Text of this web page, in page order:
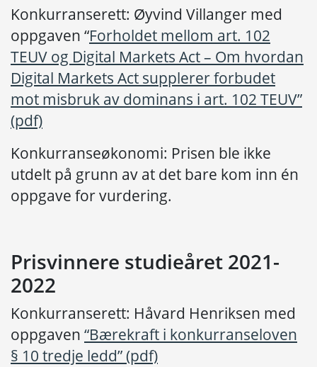
Konkurranserett: Øyvind Villanger med
oppgaven “Forholdet mellom art. 102
TEUV og Digital Markets Act – Om hvordan
Digital Markets Act supplerer forbudet
mot misbruk av dominans i art. 102 TEUV”
(pdf)
Konkurranseøkonomi: Prisen ble ikke
utdelt på grunn av at det bare kom inn én
oppgave for vurdering.
Prisvinnere studieåret 2021-
2022
Konkurranserett: Håvard Henriksen med
oppgaven “Bærekraft i konkurranseloven
§ 10 tredje ledd” (pdf)